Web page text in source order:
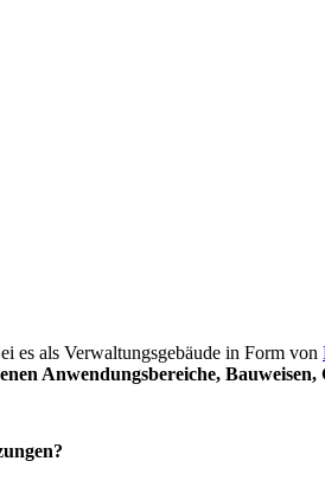
es als Verwaltungsgebäude in Form von
Anwendungsbereiche, Bauweisen,